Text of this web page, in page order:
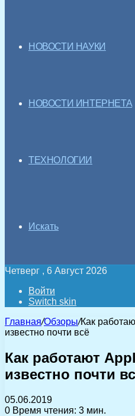
НОВОСТИ НАУКИ
НОВОСТИ ИНТЕРНЕТА
ТЕХНОЛОГИИ
Искать
Четверг , 6 Август 2026
Войти
Switch skin
Главная/Обзоры/Как
известно почти всё
Как работают
известно почти
05.06.2019
0 Время чтения: 3 мин.